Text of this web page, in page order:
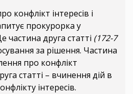
конфлікт інтересів і
прокурорка у
частина друга статті (172-7
за рішення. Частина
про конфлікт
статті – вчинення дій в
інтересів.